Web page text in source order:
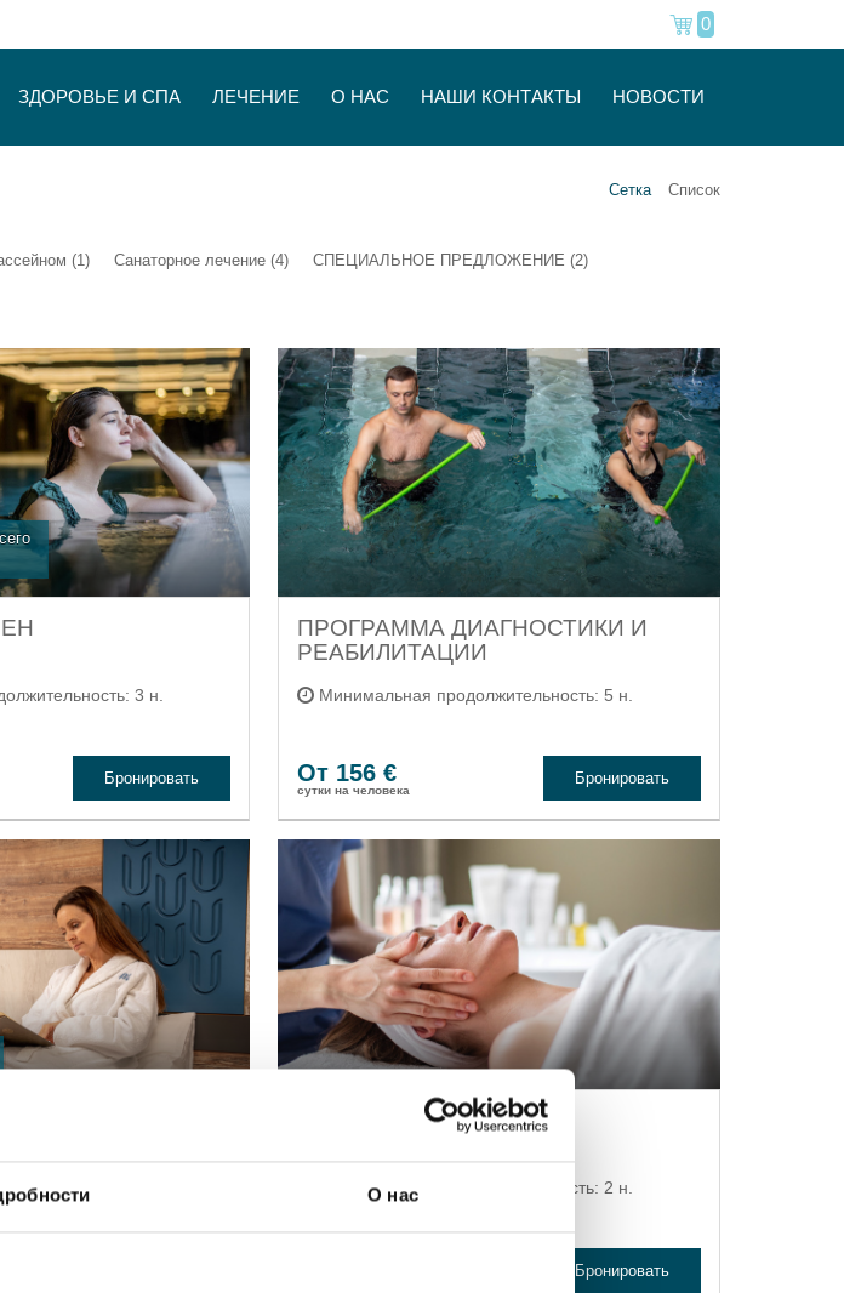
О нас
0
ЗДОРОВЬЕ И СПА ЛЕЧЕНИЕ О НАС НАШИ КОНТАКТЫ НОВОСТИ
Сетка Cписок
(1) Санаторное лечение (4) СПЕЦИАЛЬНОЕ ПРЕДЛОЖЕНИЕ (2)
3 н.
Бронировать
ПРОГРАММА ДИАГНОСТИКИ И
РЕАБИЛИТАЦИИ
Минимальная продолжительность: 5 н.
От 156 €
cутки на человека
Бронировать
8 н.
Время для себя
Минимальная продолжительность: 2 н.
Бронировать